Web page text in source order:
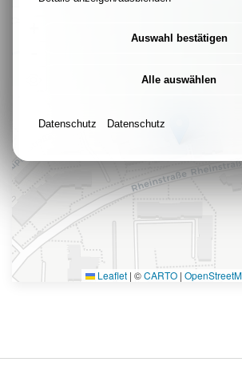
Leaflet | ©CARTO |
Auswahl bestätigen
Alle auswählen
Datenschutz Datenschutz